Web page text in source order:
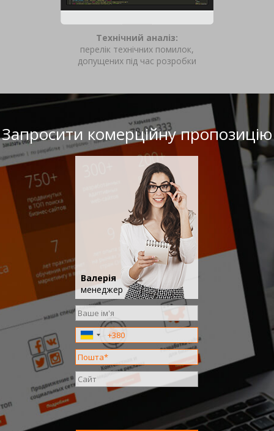
Технічний аналіз:
перелік технічних помилок,
допущених під час розробки
Запросити комерційну пропозицію
Валерія
менеджер